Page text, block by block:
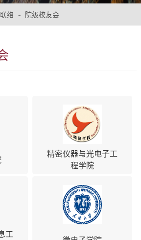
络 - 院级校友会
精密仪器与光电子工
程学院
工